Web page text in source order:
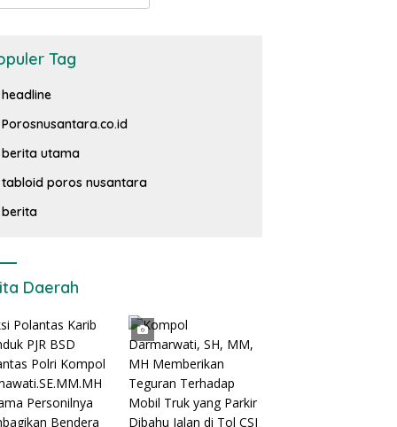
Tag
headline
Porosnusantara.co.id
berita utama
tabloid poros nusantara
berita
Daerah